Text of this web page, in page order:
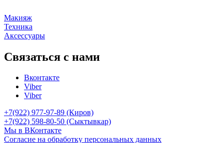
Макияж
Техника
Аксессуары
Связаться с нами
Вконтакте
Viber
Viber
+7(922) 977-97-89 (Киров)
+7(922) 598-80-50 (Сыктывкар)
Мы в ВКонтакте
Согласие на обработку персональных данных